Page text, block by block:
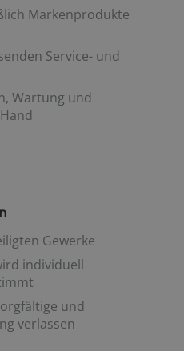
Markenprodukte
Service- und
Wartung und
Gewerke
individuell
und
verlassen